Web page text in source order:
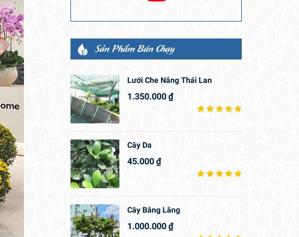
Sản Phẩm Bán Chạy
Lưới Che Nắng Thái Lan
1.350.000₫
Cây Da
45.000₫
Cây Bằng Lăng
1.000.000₫